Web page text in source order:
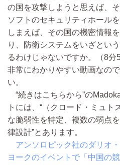
の国を攻撃しようと思えば、
ソフトのセキュリティホール
しまえば、その国の機密情報
り、防衛システムをいざとい
るわけじゃないですか。（8分
非常にわかりやすい動画なの
い。
“続きはこちらから”の
トには、“（クロード・ミュ
な脆弱性を特定、複数の弱点
律設計”とあります。
アンソロピック社のダリオ
ヨークのイベントで「中国の